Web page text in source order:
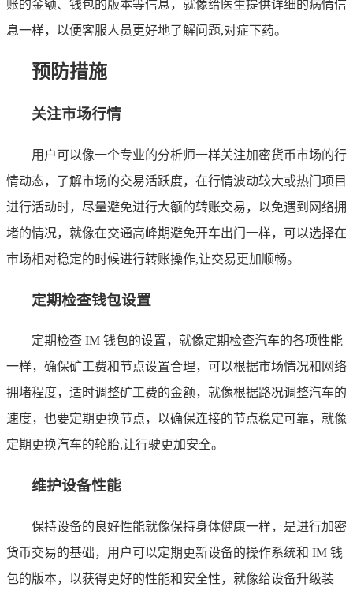
账的金额、钱包的版本等信息，就像给医生提供详细的病情信
息一样，以便客服人员更好地了解问题,对症下药。
预防措施
关注市场行情
用户可以像一个专业的分析师一样关注加密货币市场的行
情动态，了解市场的交易活跃度，在行情波动较大或热门项目
进行活动时，尽量避免进行大额的转账交易，以免遇到网络拥
堵的情况，就像在交通高峰期避免开车出门一样，可以选择在
市场相对稳定的时候进行转账操作,让交易更加顺畅。
定期检查钱包设置
定期检查 IM 钱包的设置，就像定期检查汽车的各项性能
一样，确保矿工费和节点设置合理，可以根据市场情况和网络
拥堵程度，适时调整矿工费的金额，就像根据路况调整汽车的
速度，也要定期更换节点，以确保连接的节点稳定可靠，就像
定期更换汽车的轮胎,让行驶更加安全。
维护设备性能
保持设备的良好性能就像保持身体健康一样，是进行加密
货币交易的基础，用户可以定期更新设备的操作系统和 IM 钱
包的版本，以获得更好的性能和安全性，就像给设备升级装